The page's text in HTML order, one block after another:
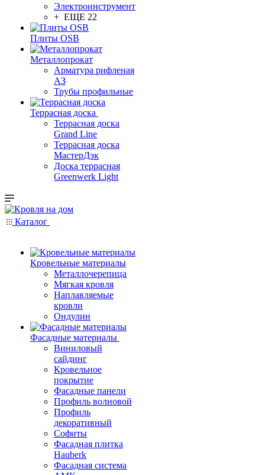
Электроинструмент
+ ЕЩЕ 22
Плиты OSB
Металлопрокат
Арматура рифленая
АЗ
Трубы профильные
Террасная доска
Террасная доска
Grand Line
Террасная доска
МастерДэк
Доска террасная
Greenwerk Light
Каталог
Кровельные материалы
Металлочерепица
Мягкая кровля
Наплавляемые
кровли
Ондулин
Фасадные материалы
Виниловый
сайдинг
Кровельное
покрытие
Фасадные панели
Профиль волновой
Профиль
декоративный
Софиты
Фасадная плитка
Hauberk
Фасадная система